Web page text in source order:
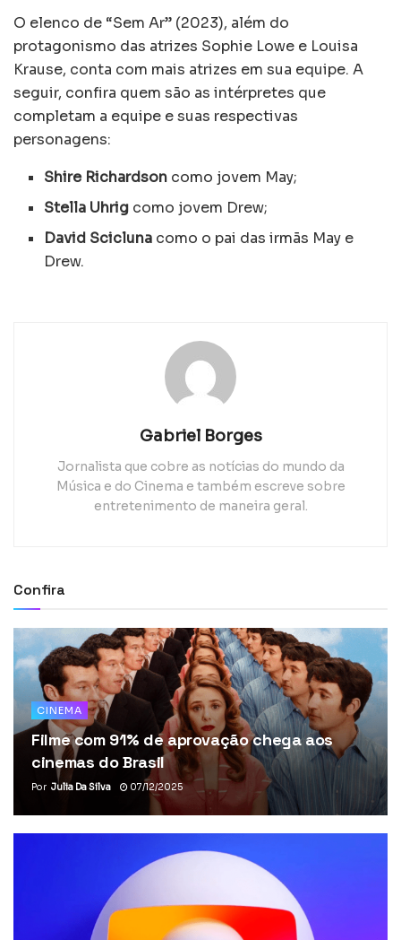
O elenco de “Sem Ar” (2023), além do
protagonismo das atrizes Sophie Lowe e Louisa
Krause, conta com mais atrizes em sua equipe. A
seguir, confira quem são as intérpretes que
completam a equipe e suas respectivas
personagens:
Shire Richardson como jovem May;
Stella Uhrig como jovem Drew;
David Scicluna como o pai das irmãs May e
Drew.
Gabriel Borges
Jornalista que cobre as notícias do mundo da
Música e do Cinema e também escreve sobre
entretenimento de maneira geral.
Confira
CINEMA
Filme com 91% de aprovação chega aos
cinemas do Brasil
Por Julia Da Silva 07/12/2025